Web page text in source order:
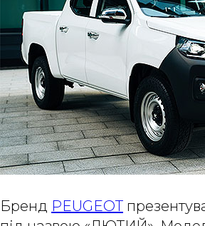
Бренд PEUGEOT